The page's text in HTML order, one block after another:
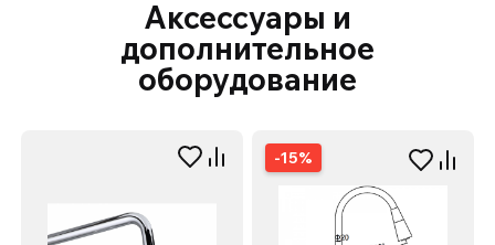
Аксессуары и
дополнительное
оборудование
-15%